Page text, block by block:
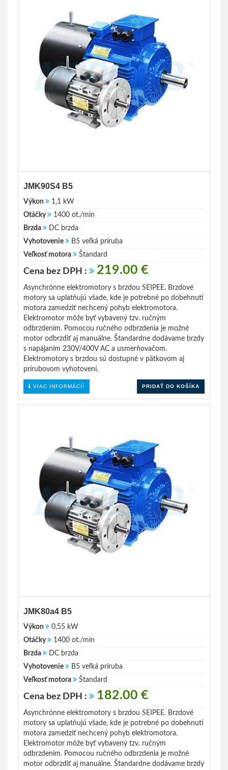
JMK90S4 B5
Výkon
1,1 kW
Otáčky
1400 ot./min
Brzda
DC brzda
Vyhotovenie
B5 veľká príruba
Veľkosť motora
Štandard
Cena bez DPH : 219.00 €
Asynchrónne elektromotory s brzdou SEIPEE. Brzdové
motory sa uplatňujú všade, kde je potrebné po dobehnutí
motora zamedziť nechcený pohyb elektromotora.
Elektromotor môže byť vybavený tzv. ručným
odbrzdením. Pomocou ručného odbrzdenia je možné
motor odbrzdiť aj manuálne. Štandardne dodávame brzdy
s napájaním 230V/400V AC a usmerňovačom.
Elektromotory s brzdou sú dostupné v pätkovom aj
prírubovom vyhotovení.
VIAC INFORMÁCIÍ PRIDAŤ DO KOŠÍKA
JMK80a4 B5
Výkon
0,55 kW
Otáčky
1400 ot./min
Brzda
DC brzda
Vyhotovenie
B5 veľká príruba
Veľkosť motora
Štandard
Cena bez DPH : 182.00 €
Asynchrónne elektromotory s brzdou SEIPEE. Brzdové
motory sa uplatňujú všade, kde je potrebné po dobehnutí
motora zamedziť nechcený pohyb elektromotora.
Elektromotor môže byť vybavený tzv. ručným
odbrzdením. Pomocou ručného odbrzdenia je možné
motor odbrzdiť aj manuálne. Štandardne dodávame brzdy